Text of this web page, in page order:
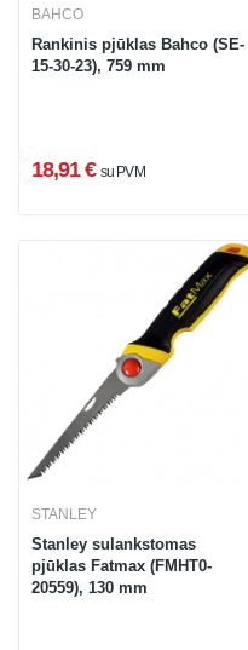
BAHCO
Rankinis pjūklas Bahco (SE-
15-30-23), 759 mm
18,91 € su PVM
STANLEY
Stanley sulankstomas
pjūklas Fatmax (FMHT0-
20559), 130 mm